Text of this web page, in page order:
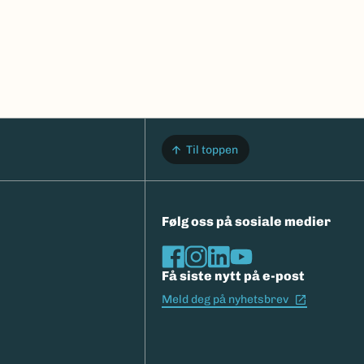
Til toppen
Følg oss på sosiale medier
Få siste nytt på e-post
Meld deg på nyhetsbrev